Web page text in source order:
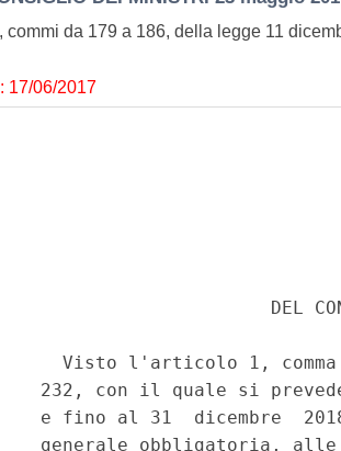
da 179 a 186, della legge 11
17/06/2017